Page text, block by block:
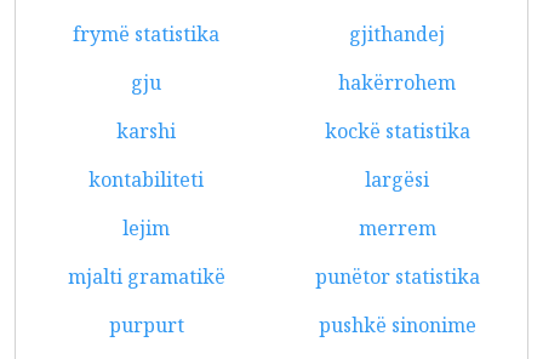
frymë statistika
gjithandej
gju
hakërrohem
karshi
kockë statistika
kontabiliteti
largësi
lejim
merrem
mjalti gramatikë
punëtor statistika
purpurt
pushkë sinonime